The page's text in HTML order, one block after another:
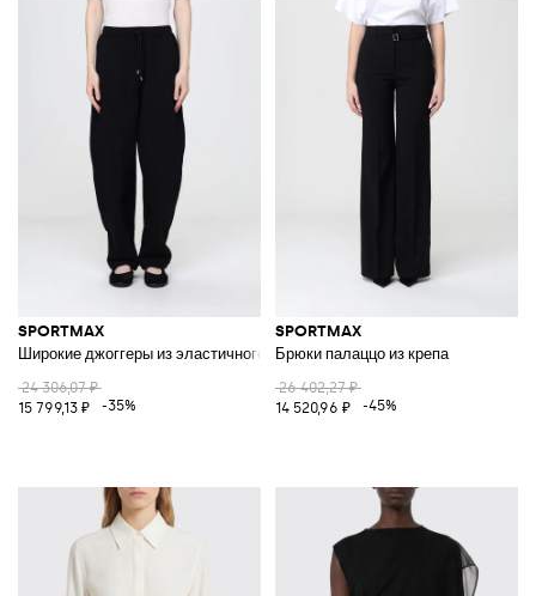
SPORTMAX
Широкие джоггеры из эластичного хлопка с кулиской на талии
24 306,07 ₽
15 799,13 ₽
-35%
SPORTMAX
Брюки палаццо из крепа
26 402,27 ₽
14 520,96 ₽
-45%